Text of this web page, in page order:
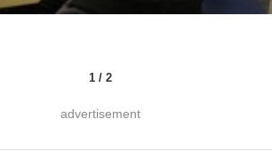
1 / 2
advertisement